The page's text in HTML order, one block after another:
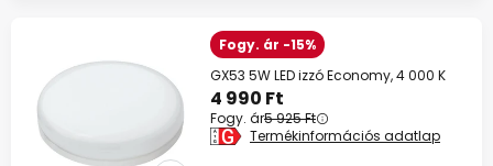
Fogy. ár -15%
GX53 5W LED izzó Economy, 4 000 K
4 990 Ft
Fogy. ár5 925 Ft
Termékinformációs adatlap